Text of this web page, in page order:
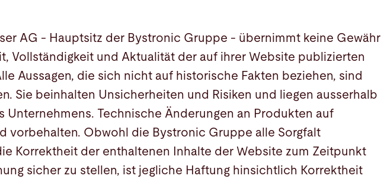
AG - Hauptsitz der Bystronic Gruppe - übernimmt keine Gewähr
Vollständigkeit und Aktualität der auf ihrer Website publizierten
Aussagen, die sich nicht auf historische Fakten beziehen, sind
Sie beinhalten Unsicherheiten und Risiken und liegen ausserhalb
Unternehmens. Technische Änderungen an Produkten auf
vorbehalten. Obwohl die Bystronic Gruppe alle Sorgfalt
Korrektheit der enthaltenen Inhalte der Website zum Zeitpunkt
sicher zu stellen, ist jegliche Haftung hinsichtlich Korrektheit